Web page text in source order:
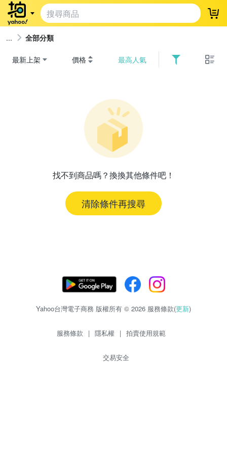
登
全部分類
最新上架 價格 最高人氣
找不到商品嗎？換換其他條件吧！
清除條件再搜尋
Yahoo台灣電子商務 版權所有 © 2026 服務條款(更新)
服務條款 | 隱私權 | 拍賣使用規範
交易安全